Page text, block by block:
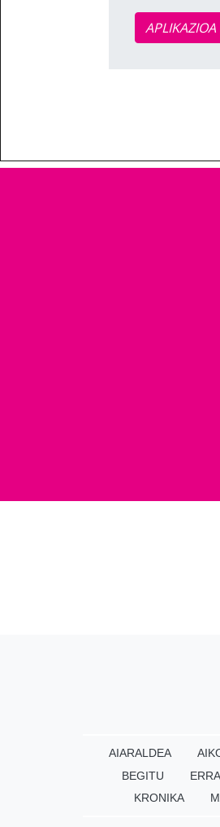
APLIKAZIOA
AIARALDEA
BEGITU
KRONIKA